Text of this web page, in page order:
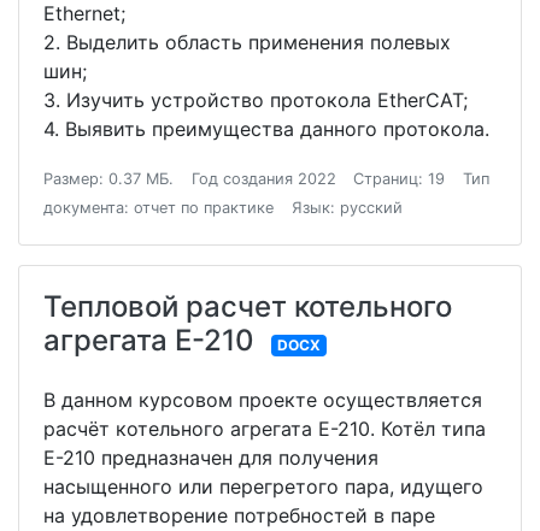
Ethernet;
2. Выделить область применения полевых
шин;
3. Изучить устройство протокола EtherCAT;
4. Выявить преимущества данного протокола.
Размер: 0.37 МБ. Год создания 2022 Страниц: 19
Тип
документа: отчет по практике
Язык: русский
Тепловой расчет котельного
агрегата Е-210
DOCX
В данном курсовом проекте осуществляется
расчёт котельного агрегата Е-210. Котёл типа
Е-210 предназначен для получения
насыщенного или перегретого пара, идущего
на удовлетворение потребностей в паре